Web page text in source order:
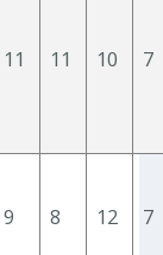
11 11 10 7
9 8 12 7